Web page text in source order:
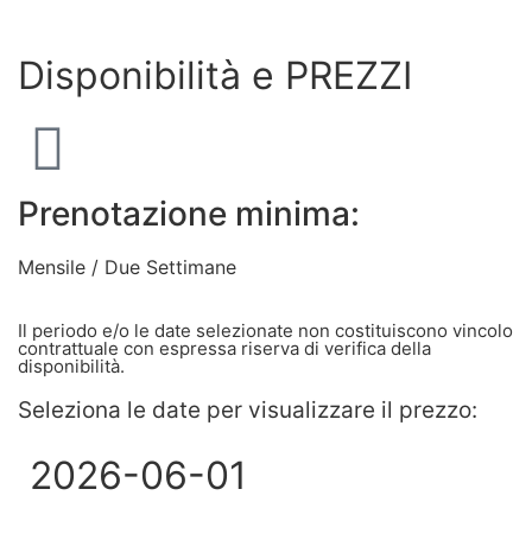
Disponibilità e PREZZI
Prenotazione minima:
Mensile / Due Settimane
Il periodo e/o le date selezionate non costituiscono vincolo
contrattuale con espressa riserva di verifica della
disponibilità.
Seleziona le date per visualizzare il prezzo:
2026-06-01